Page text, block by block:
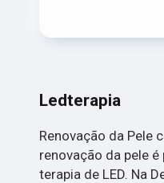
Ledterapia
Renovação da Pele
renovação da pele
terapia de LED. Na